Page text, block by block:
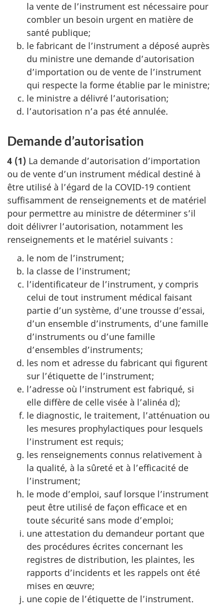
la vente de l’instrument est nécessaire pour
combler un besoin urgent en matière de
santé publique;
le fabricant de l’instrument a déposé auprès
du ministre une demande d’autorisation
d’importation ou de vente de l’instrument
qui respecte la forme établie par le ministre;
le ministre a délivré l’autorisation;
l’autorisation n’a pas été annulée.
Demande d’autorisation
4 (1) La demande d’autorisation d’importation
ou de vente d’un instrument médical destiné à
être utilisé à l’égard de la COVID-19 contient
suffisamment de renseignements et de matériel
pour permettre au ministre de déterminer s’il
doit délivrer l’autorisation, notamment les
renseignements et le matériel suivants :
le nom de l’instrument;
la classe de l’instrument;
l’identificateur de l’instrument, y compris
celui de tout instrument médical faisant
partie d’un système, d’une trousse d’essai,
d’un ensemble d’instruments, d’une famille
d’instruments ou d’une famille
d’ensembles d’instruments;
les nom et adresse du fabricant qui figurent
sur l’étiquette de l’instrument;
l’adresse où l’instrument est fabriqué, si
elle diffère de celle visée à l’alinéa d);
le diagnostic, le traitement, l’atténuation ou
les mesures prophylactiques pour lesquels
l’instrument est requis;
les renseignements connus relativement à
la qualité, à la sûreté et à l’efficacité de
l’instrument;
le mode d’emploi, sauf lorsque l’instrument
peut être utilisé de façon efficace et en
toute sécurité sans mode d’emploi;
une attestation du demandeur portant que
des procédures écrites concernant les
registres de distribution, les plaintes, les
rapports d’incidents et les rappels ont été
mises en œuvre;
une copie de l’étiquette de l’instrument.